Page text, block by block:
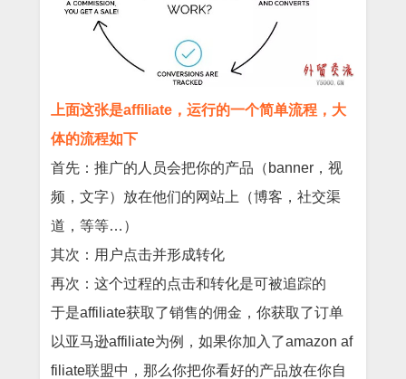
上面这张是affiliate，运行的一个简单流程，大
体的流程如下
首先：推广的人员会把你的产品（banner，视
频，文字）放在他们的网站上（博客，社交渠
道，等等…）
其次：用户点击并形成转化
再次：这个过程的点击和转化是可被追踪的
于是affiliate获取了销售的佣金，你获取了订单
以亚马逊affiliate为例，如果你加入了amazon af
filiate联盟中，那么你把你看好的产品放在你自